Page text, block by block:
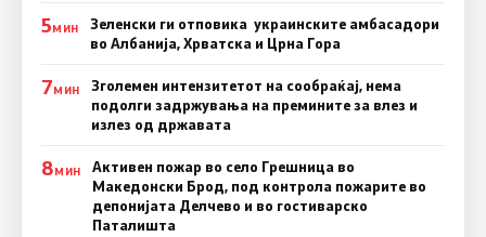
5МИН
Зеленски ги отповика украинските амбасадори
во Албанија, Хрватска и Црна Гора
7МИН
Зголемен интензитетот на сообраќај, нема
подолги задржувања на премините за влез и
излез од државата
8МИН
Активен пожар во село Грешница во
Македонски Брод, под контрола пожарите во
депонијата Делчево и во гостиварско
Паталишта